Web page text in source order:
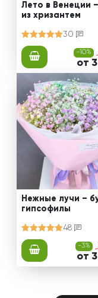
Лето в Венеции
из хризантем
30
-10%
от
Нежные лучи –
гипсофилы
48
-3%
от